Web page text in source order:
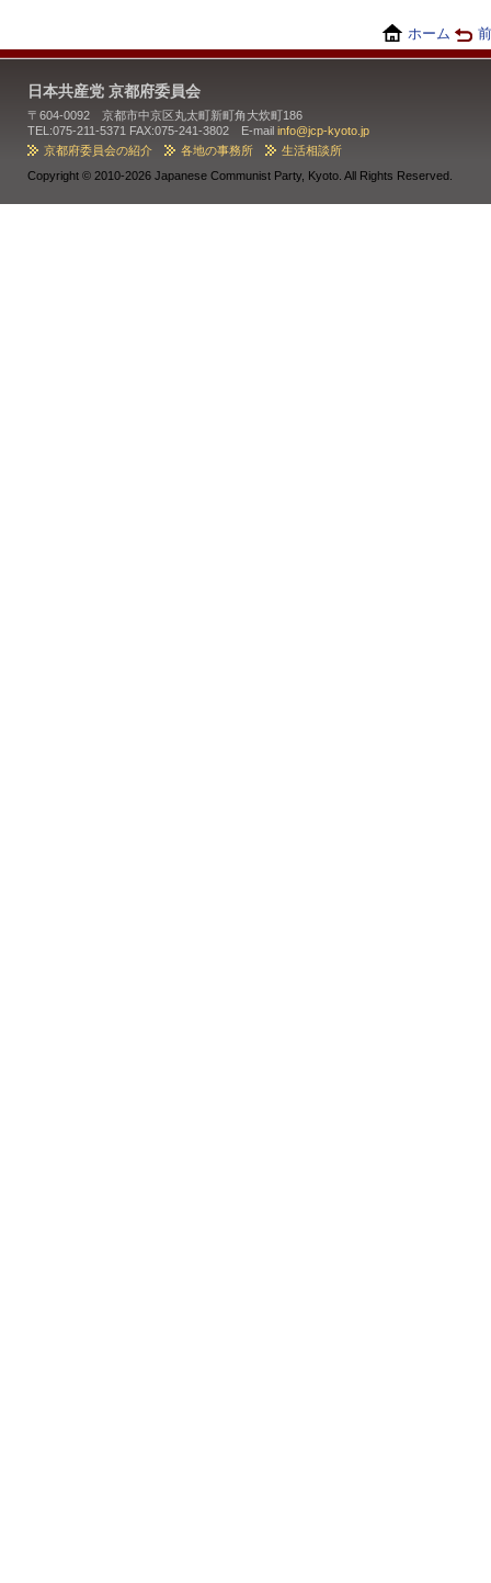
ホーム
日本共産党 京都府委員会
〒604-0092 京都市中京区丸太町新町角大炊町186
TEL:075-211-5371 FAX:075-241-3802 E-mail info@jcp-kyoto.jp
京都府委員会の紹介
各地の事務所
生活相談所
Copyright © 2010-2026 Japanese Communist Party, Kyoto. All Rights Reserved.